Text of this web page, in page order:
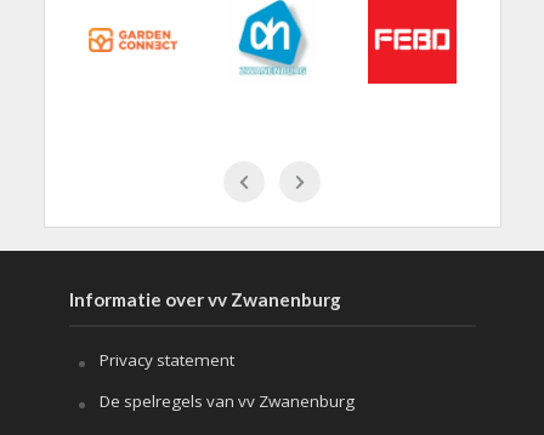
Informatie over vv Zwanenburg
Privacy statement
De spelregels van vv Zwanenburg